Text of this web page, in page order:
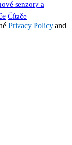
senzory a
Čítače
Privacy Policy and